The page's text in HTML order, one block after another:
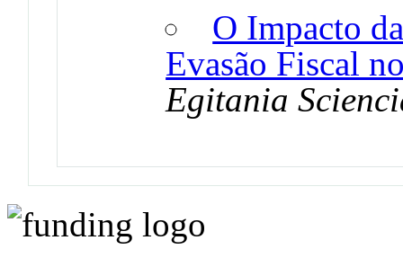
O Impacto
Evasão Fiscal
Egitania